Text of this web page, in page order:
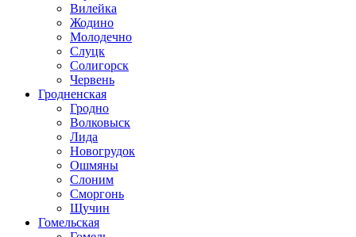
Вилейка
Жодино
Молодечно
Слуцк
Солигорск
Червень
Гродненская
Гродно
Волковыск
Лида
Новогрудок
Ошмяны
Слоним
Сморгонь
Щучин
Гомельская